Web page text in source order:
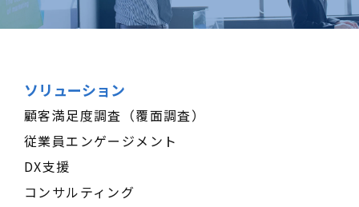
ソリューション
顧客満足度調査（覆面調査）
従業員エンゲージメント
DX支援
コンサルティング